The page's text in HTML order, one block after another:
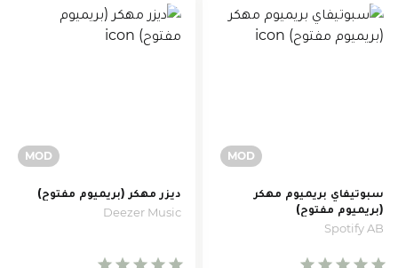
سبوتيفاي بريميوم مهكر
(بريميوم مفتوح)
Spotify AB
ديزر مهكر (بريميوم مفتوح)
Deezer Music